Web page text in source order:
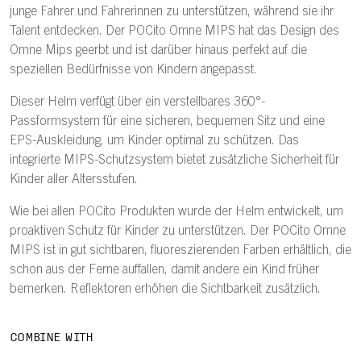
junge Fahrer und Fahrerinnen zu unterstützen, während sie ihr
Talent entdecken. Der POCito Omne MIPS hat das Design des
Omne Mips geerbt und ist darüber hinaus perfekt auf die
speziellen Bedürfnisse von Kindern angepasst.
Dieser Helm verfügt über ein verstellbares 360°-
Passformsystem für eine sicheren, bequemen Sitz und eine
EPS-Auskleidung, um Kinder optimal zu schützen. Das
integrierte MIPS-Schutzsystem bietet zusätzliche Sicherheit für
Kinder aller Altersstufen.
Wie bei allen POCito Produkten wurde der Helm entwickelt, um
proaktiven Schutz für Kinder zu unterstützen. Der POCito Omne
MIPS ist in gut sichtbaren, fluoreszierenden Farben erhältlich, die
schon aus der Ferne auffallen, damit andere ein Kind früher
bemerken. Reflektoren erhöhen die Sichtbarkeit zusätzlich.
COMBINE WITH